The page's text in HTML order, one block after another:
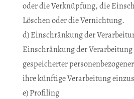
oder die Verknüpfung, die
Löschen oder die Vernichtung.
d) Einschränkung der
Einschränkung der
gespeicherter
ihre künftige Verarbeitung
e) Profiling